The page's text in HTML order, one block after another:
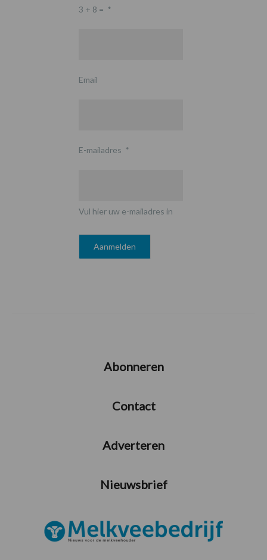
3 + 8 = *
Email
E-mailadres *
Vul hier uw e-mailadres in
Abonneren
Contact
Adverteren
Nieuwsbrief